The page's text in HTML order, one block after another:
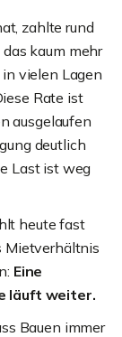
zahlte rund
kaum mehr
vielen Lagen
Rate ist
ausgelaufen
deutlich
Last ist weg
heute fast
Mietverhältnis
Eine
läuft weiter.
Bauen immer